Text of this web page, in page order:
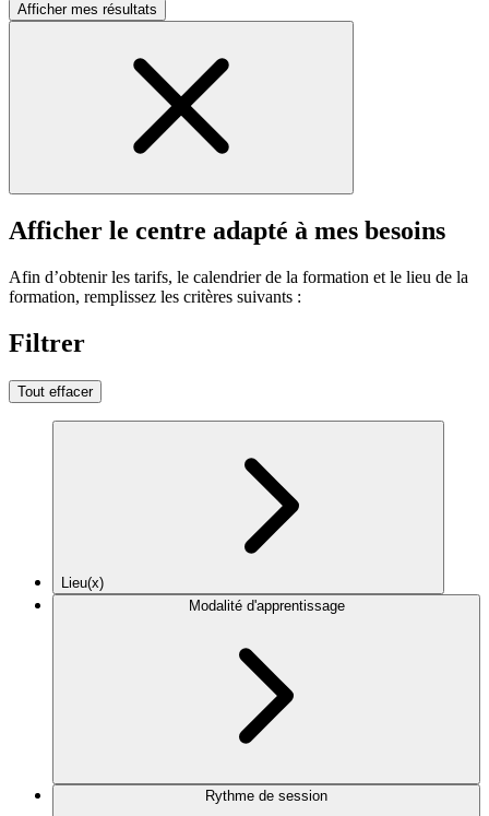
Afficher mes résultats
Afficher le centre adapté à mes besoins
Afin d’obtenir les tarifs, le calendrier de la formation et le lieu de la
formation, remplissez les critères suivants :
Filtrer
Tout effacer
Lieu(x)
Modalité d'apprentissage
Rythme de session